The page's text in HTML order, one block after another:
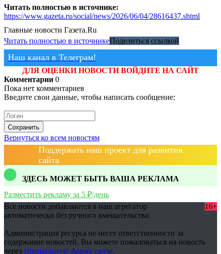
Читать полностью в источнике:
https://www.gazeta.ru/social/news/2026/06/04/28616437.shtml
Главные новости Газета.Ru
Читать полностью в источникеПоделиться ссылкой
Наш канал в Телеграм!
ДЛЯ ОЦЕНКИ НОВОСТИ ВОЙДИТЕ НА САЙТ
Комментарии 0
Пока нет комментариев
Введите свои данные, чтобы написать сообщение:
Сохранить
Вернуться ко всем новостям
Поддержать наш проект для развития
сайта
ЗДЕСЬ МОЖЕТ БЫТЬ ВАША РЕКЛАМА
Разместить рекламу за 5 ₽/день
Все новости добавляются в наш агрегатор
автоматически без ручного вмешательства.
16+
Администрация ресурса не несет ответственности за
содержание новостей. Вы можете пожаловаться на новость
через специальную форму связи.